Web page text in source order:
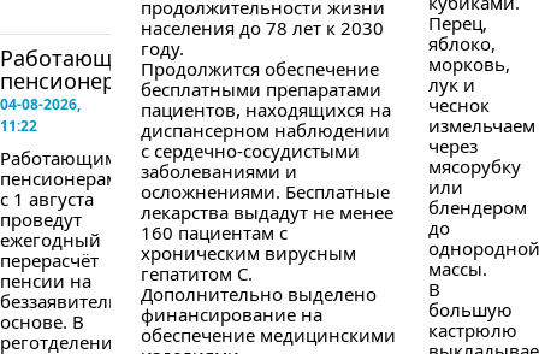
Работающим
пенсионерам...
04-08-2026,
11:22
Работающим
пенсионерам
с 1 августа
проведут
ежегодный
перерасчёт
пенсии на
беззаявительной
основе. В
реготделении
продолжительности жизни
населения до 78 лет к 2030
году.
Продолжится обеспечение
бесплатными препаратами
пациентов, находящихся на
диспансерном наблюдении
с сердечно-сосудистыми
заболеваниями и
осложнениями. Бесплатные
лекарства выдадут не менее
160 пациентам с
хроническим вирусным
гепатитом С.
Дополнительно выделено
финансирование на
обеспечение медицинскими
Перец,
яблоко,
морковь,
лук и
чеснок
измельчаем
через
мясорубку
или
блендером
до
однородной
массы.
В
большую
кастрюлю